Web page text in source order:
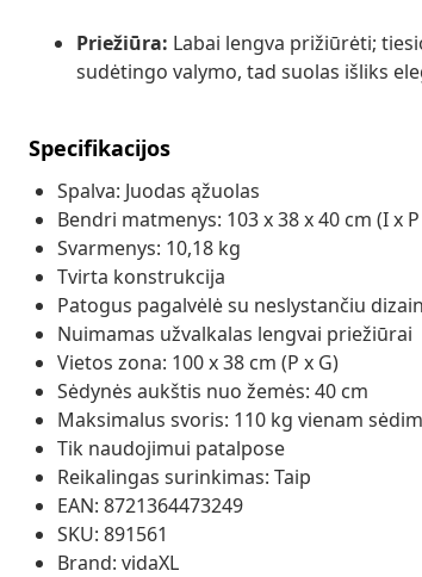
Priežiūra: Labai lengva prižiūrėti;
sudėtingo valymo, tad suolas išliks
Specifikacijos
Spalva: Juodas ąžuolas
Bendri matmenys: 103 x 38 x 40 cm (I x P
Svarmenys: 10,18 kg
Tvirta konstrukcija
Patogus pagalvėlė su neslystančiu
Nuimamas užvalkalas lengvai priežiūrai
Vietos zona: 100 x 38 cm (P x G)
Sėdynės aukštis nuo žemės: 40 cm
Maksimalus svoris: 110 kg vienam
Tik naudojimui patalpose
Reikalingas surinkimas: Taip
EAN: 8721364473249
SKU: 891561
Brand: vidaXL